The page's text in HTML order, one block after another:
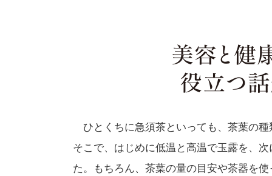
ひとくちに急須茶といっても、茶葉の
そこで、はじめに低温と高温で玉露を、
た。もちろん、茶葉の量の目安や茶器を